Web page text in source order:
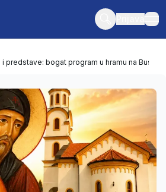
predstave: bogat program u hramu na